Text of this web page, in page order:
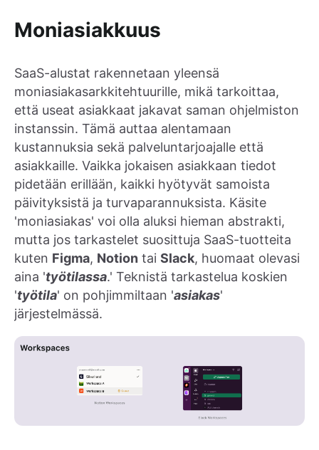
Moniasiakkuus
SaaS-alustat rakennetaan yleensä
moniasiakasarkkitehtuurille, mikä tarkoittaa,
että useat asiakkaat jakavat saman ohjelmiston
instanssin. Tämä auttaa alentamaan
kustannuksia sekä palveluntarjoajalle että
asiakkaille. Vaikka jokaisen asiakkaan tiedot
pidetään erillään, kaikki hyötyvät samoista
päivityksistä ja turvaparannuksista. Käsite
'moniasiakas' voi olla aluksi hieman abstrakti,
mutta jos tarkastelet suosittuja SaaS-tuotteita
kuten Figma, Notion tai Slack, huomaat olevasi
aina 'työtilassa.' Teknistä tarkastelua koskien
'työtila' on pohjimmiltaan 'asiakas'
järjestelmässä.